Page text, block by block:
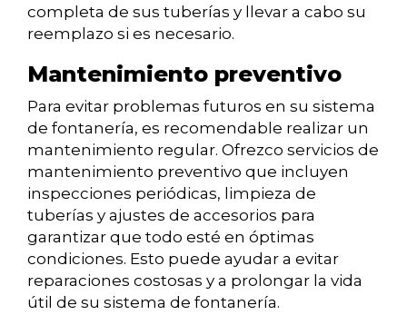
completa de sus tuberías y llevar a cabo su
reemplazo si es necesario.
Mantenimiento preventivo
Para evitar problemas futuros en su sistema
de fontanería, es recomendable realizar un
mantenimiento regular. Ofrezco servicios de
mantenimiento preventivo que incluyen
inspecciones periódicas, limpieza de
tuberías y ajustes de accesorios para
garantizar que todo esté en óptimas
condiciones. Esto puede ayudar a evitar
reparaciones costosas y a prolongar la vida
útil de su sistema de fontanería.